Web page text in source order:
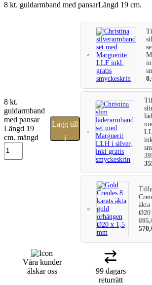
8 kt. guldarmband med pansarLängd 19 cm.
8 kt.
guldarmband
med pansar
Längd 19
cm. mängd
Lägg till
i
äkta
Ø20
Våra kunder
älskar oss
99 dagars
returrätt